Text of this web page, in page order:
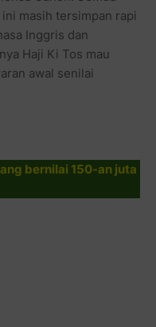
masih tersimpan rapi
Inggris dan
Haji Ki Tos mau
awal senilai
bernilai 150-an juta